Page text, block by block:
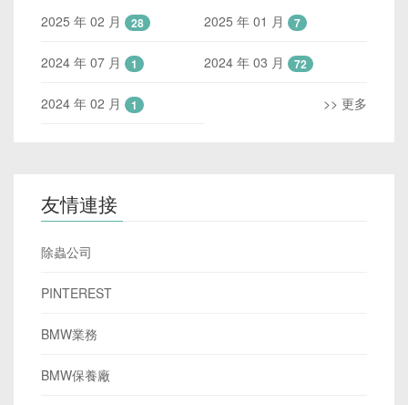
2025 年 02 月 28 2025 年 01 月 7
2024 年 07 月 1 2024 年 03 月 72
2024 年 02 月 1 >> 更多
友情連接
除蟲公司
PINTEREST
BMW業務
BMW保養廠